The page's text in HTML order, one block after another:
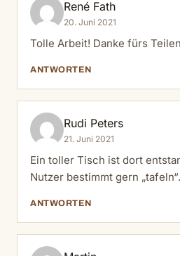
René Fath
20. Juni 2021
Tolle Arbeit! Danke fürs
ANTWORTEN
Rudi Peters
21. Juni 2021
Ein toller Tisch ist dort
Nutzer bestimmt gern „tafeln“.
ANTWORTEN